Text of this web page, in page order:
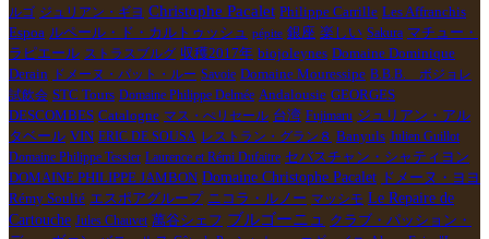
ルゴ ジュリアン・ギヨ Christophe Pacalet Philippe Carrille Les Affranchis
Espoa ルペール・ド・カルトゥッシュ pépite 銀座 楽しい Sakura マチュー・
ラピエール ストラスブルグ 収穫2017年 biojoleynes Domaine Dominique
Derain
ドメーヌ・パット・ルー Savoie Domaine Mouressipe B.B.B. ボジョレ
試飲会 STC Tours Domaine Philippe Delmée Andalousie GEORGES
DESCOMBES Catalogne マス・ぺリセール 台湾 Fujimaru ジュリアン・アル
タベール VIN ERIC DE SOUSA レストラン・グラン８ Banyuls Julien Guillot
Domaine Philippe Tessier Laurence et Rémi Dufaitre セバスチャン・シャティヨン
DOMAINE PHILIPPE JAMBON Domaine Christophe Pacalet ドメーヌ・ヨヨ
Rémy Soulié エスポアグループ ニコラ・ルノー マッシモ Le Repaire de
Cartouche Jules Chauvet 萬谷シェフ ブルゴーニュ
クラブ・パッション・